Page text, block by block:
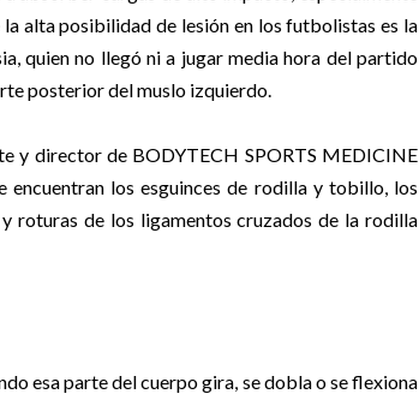
alta posibilidad de lesión en los futbolistas es la
quien no llegó ni a jugar media hora del partido
posterior del muslo izquierdo.
y director de BODYTECH SPORTS MEDICINE
encuentran los esguinces de rodilla y tobillo, los
roturas de los ligamentos cruzados de la rodilla
esa parte del cuerpo gira, se dobla o se flexiona